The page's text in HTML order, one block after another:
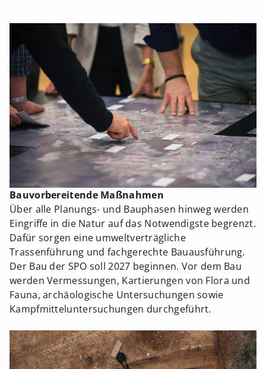
Bauvorbereitende Maßnahmen
Über alle Planungs- und Bauphasen hinweg werden
Eingriffe in die Natur auf das Notwendigste begrenzt.
Dafür sorgen eine umweltverträgliche
Trassenführung und fachgerechte Bauausführung.
Der Bau der SPO soll 2027 beginnen. Vor dem Bau
werden Vermessungen, Kartierungen von Flora und
Fauna, archäologische Untersuchungen sowie
Kampfmitteluntersuchungen durchgeführt.